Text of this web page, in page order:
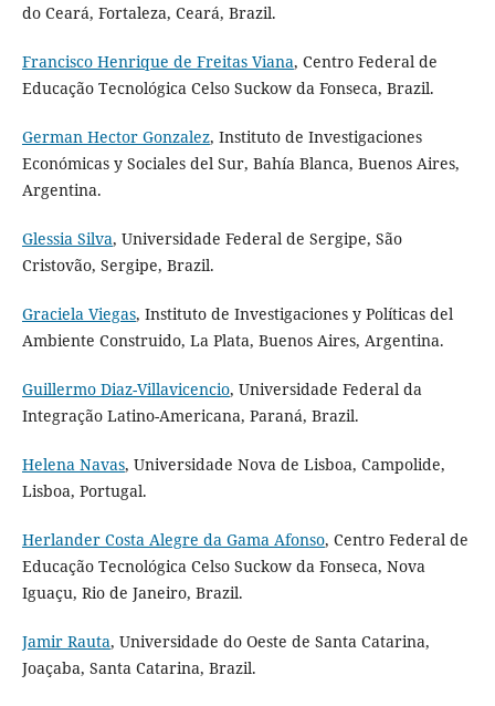
do Ceará, Fortaleza, Ceará, Brazil.
Francisco Henrique de Freitas Viana, Centro Federal de
Educação Tecnológica Celso Suckow da Fonseca, Brazil.
German Hector Gonzalez, Instituto de Investigaciones
Económicas y Sociales del Sur, Bahía Blanca, Buenos Aires,
Argentina.
Glessia Silva, Universidade Federal de Sergipe, São
Cristovão, Sergipe, Brazil.
Graciela Viegas, Instituto de Investigaciones y Políticas del
Ambiente Construido, La Plata, Buenos Aires, Argentina.
Guillermo Diaz-Villavicencio, Universidade Federal da
Integração Latino-Americana, Paraná, Brazil.
Helena Navas, Universidade Nova de Lisboa, Campolide,
Lisboa, Portugal.
Herlander Costa Alegre da Gama Afonso, Centro Federal de
Educação Tecnológica Celso Suckow da Fonseca, Nova
Iguaçu, Rio de Janeiro, Brazil.
Jamir Rauta, Universidade do Oeste de Santa Catarina,
Joaçaba, Santa Catarina, Brazil.